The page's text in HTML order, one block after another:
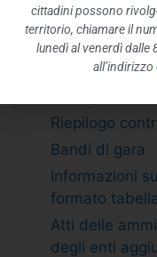
CONTROLLI
BANDI DI GARA
Riepilogo
Bandi di gara
Informazioni
formato
Atti delle
degli enti
cittadini possono
territorio, chiamare il
lunedì al venerdì dalle
all’indirizzo